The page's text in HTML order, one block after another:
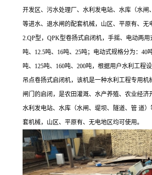
开发区、污水处理厂、水利发电站、水库（水闸
等进水、退水闸的配套机械，山区、平原有、无
2.QP型，QPK型卷扬式启闭机，手摇、电动两
吨、12.5吨、16吨、25吨；电动式规格分为：40
吨、125吨、160吨、200吨，根据用户水利工程
吊点卷扬式启闭机，该机是一种水利工程专用机
闸门的启闭，是农田灌溉、水产养殖、农业经济
水利发电站、水库（水闸、堤坝、隧道、管 道
套机械，山区、平原有、无电地区均可使用。